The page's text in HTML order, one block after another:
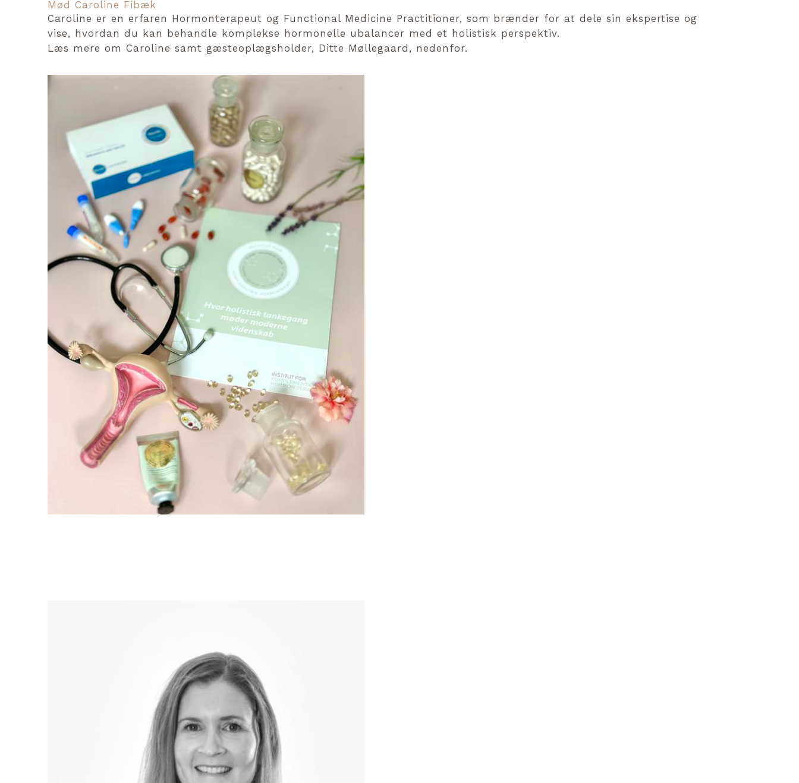
Mød Caroline Fibæk
Caroline er en erfaren Hormonterapeut og Functional Medicine Practitioner, som brænder for at dele sin ekspertise og
vise, hvordan du kan behandle komplekse hormonelle ubalancer med et holistisk perspektiv.
Læs mere om Caroline samt gæsteoplægsholder, Ditte Møllegaard, nedenfor.